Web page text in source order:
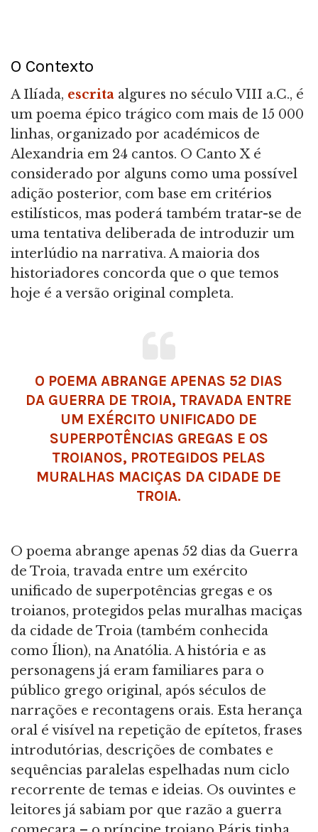
O Contexto
A Ilíada, escrita algures no século VIII a.C., é
um poema épico trágico com mais de 15 000
linhas, organizado por académicos de
Alexandria em 24 cantos. O Canto X é
considerado por alguns como uma possível
adição posterior, com base em critérios
estilísticos, mas poderá também tratar-se de
uma tentativa deliberada de introduzir um
interlúdio na narrativa. A maioria dos
historiadores concorda que o que temos
hoje é a versão original completa.
O POEMA ABRANGE APENAS 52 DIAS
DA GUERRA DE TROIA, TRAVADA ENTRE
UM EXÉRCITO UNIFICADO DE
SUPERPOTÊNCIAS GREGAS E OS
TROIANOS, PROTEGIDOS PELAS
MURALHAS MACIÇAS DA CIDADE DE
TROIA.
O poema abrange apenas 52 dias da Guerra
de Troia, travada entre um exército
unificado de superpotências gregas e os
troianos, protegidos pelas muralhas maciças
da cidade de Troia (também conhecida
como Ílion), na Anatólia. A história e as
personagens já eram familiares para o
público grego original, após séculos de
narrações e recontagens orais. Esta herança
oral é visível na repetição de epítetos, frases
introdutórias, descrições de combates e
sequências paralelas espelhadas num ciclo
recorrente de temas e ideias. Os ouvintes e
leitores já sabiam por que razão a guerra